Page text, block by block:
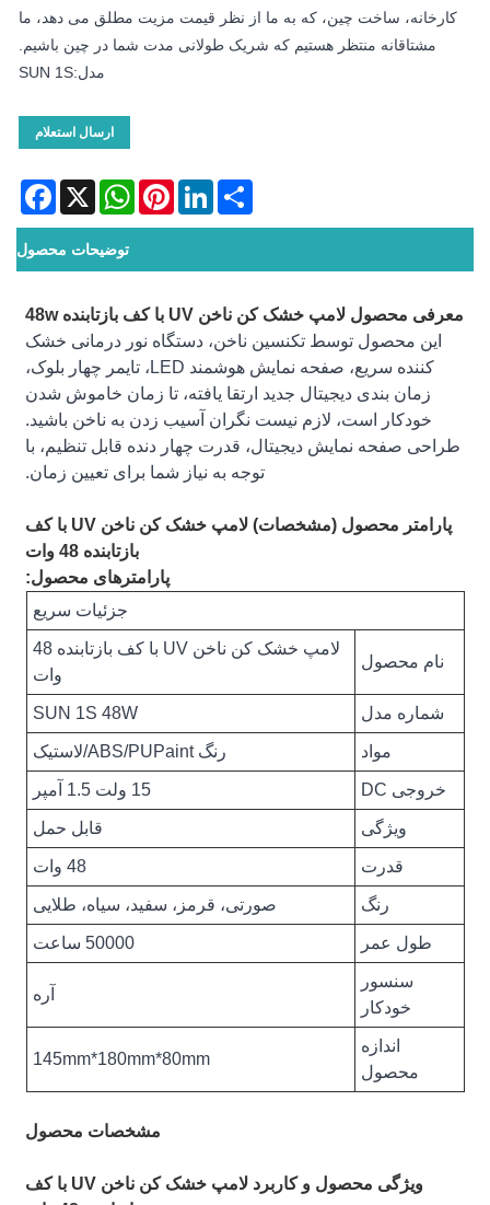
کارخانه، ساخت چین، که به ما از نظر قیمت مزیت مطلق می دهد، ما
مشتاقانه منتظر هستیم که شریک طولانی مدت شما در چین باشیم.
مدل:SUN 1S
ارسال استعلام
X
WhatsAppPinterestLinkedInShare
توضیحات محصول
معرفی محصول لامپ خشک کن ناخن UV با کف بازتابنده 48w
این محصول توسط تکنسین ناخن، دستگاه نور درمانی خشک
کننده سریع، صفحه نمایش هوشمند LED، تایمر چهار بلوک،
زمان بندی دیجیتال جدید ارتقا یافته، تا زمان خاموش شدن
خودکار است، لازم نیست نگران آسیب زدن به ناخن باشید.
طراحی صفحه نمایش دیجیتال، قدرت چهار دنده قابل تنظیم، با
توجه به نیاز شما برای تعیین زمان.
پارامتر محصول (مشخصات) لامپ خشک کن ناخن UV با کف
بازتابنده 48 وات
پارامترهای محصول:
جزئیات سریع
نام محصول
لامپ خشک کن ناخن UV با کف بازتابنده 48
وات
شماره مدل SUN 1S 48W
مواد رنگ ABS/PUPaint/لاستیک
خروجی DC 15 ولت 1.5 آمپر
ویژگی قابل حمل
قدرت 48 وات
رنگ صورتی، قرمز، سفید، سیاه، طلایی
طول عمر 50000 ساعت
سنسور
خودکار
آره
اندازه
محصول
145mm*180mm*80mm
مشخصات محصول
ویژگی محصول و کاربرد لامپ خشک کن ناخن UV با کف